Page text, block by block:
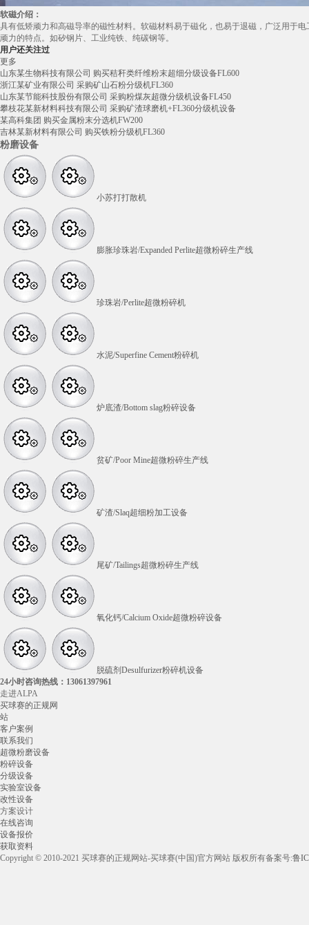
软磁介绍：
具有低矫顽力和高磁导率的磁性材料。软磁材料易于磁化，也易于退磁，广泛用于
顽力的特点。如矽钢片、工业纯铁、纯碳钢等。
用户还关注过
更多
山东某生物科技有限公司 购买秸秆类纤维粉末超细分级设备FL600
浙江某矿业有限公司 采购矿山石粉分级机FL360
山东某节能科技股份有限公司 采购粉煤灰超微分级机设备FL450
攀枝花某新材料科技有限公司 采购矿渣球磨机+FL360分级机设备
某高科集团 购买金属粉末分选机FW200
吉林某新材料有限公司 购买铁粉分级机FL360
粉磨设备
小苏打打散机
膨胀珍珠岩/Expanded Perlite超微粉碎生产线
珍珠岩/Perlite超微粉碎机
水泥/Superfine Cement粉碎机
炉底渣/Bottom slag粉碎设备
贫矿/Poor Mine超微粉碎生产线
矿渣/Slaq超细粉加工设备
尾矿/Tailings超微粉碎生产线
氧化钙/Calcium Oxide超微粉碎设备
脱硫剂Desulfurizer粉碎机设备
24小时咨询热线： 13061397961
走进ALPA
买球赛的正规网
站
客户案例
联系我们
超微粉磨设备
粉碎设备
分级设备
实验室设备
改性设备
方案设计
在线咨询
设备报价
获取资料
Copyright © 2010-2021 买球赛的正规网站-买球赛(中国)官方网站 版权所有备案号:鲁